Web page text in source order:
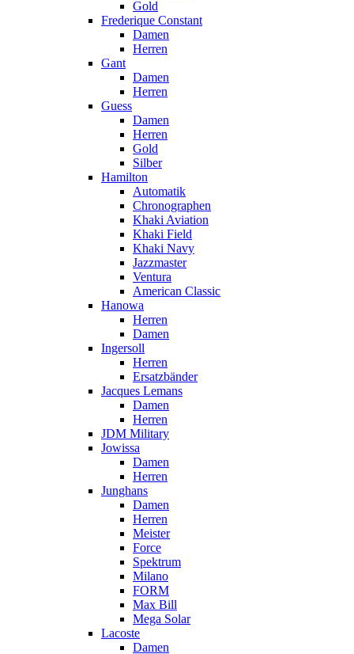
Gold
Frederique Constant
Damen
Herren
Gant
Damen
Herren
Guess
Damen
Herren
Gold
Silber
Hamilton
Automatik
Chronographen
Khaki Aviation
Khaki Field
Khaki Navy
Jazzmaster
Ventura
American Classic
Hanowa
Herren
Damen
Ingersoll
Herren
Ersatzbänder
Jacques Lemans
Damen
Herren
JDM Military
Jowissa
Damen
Herren
Junghans
Damen
Herren
Meister
Force
Spektrum
Milano
FORM
Max Bill
Mega Solar
Lacoste
Damen